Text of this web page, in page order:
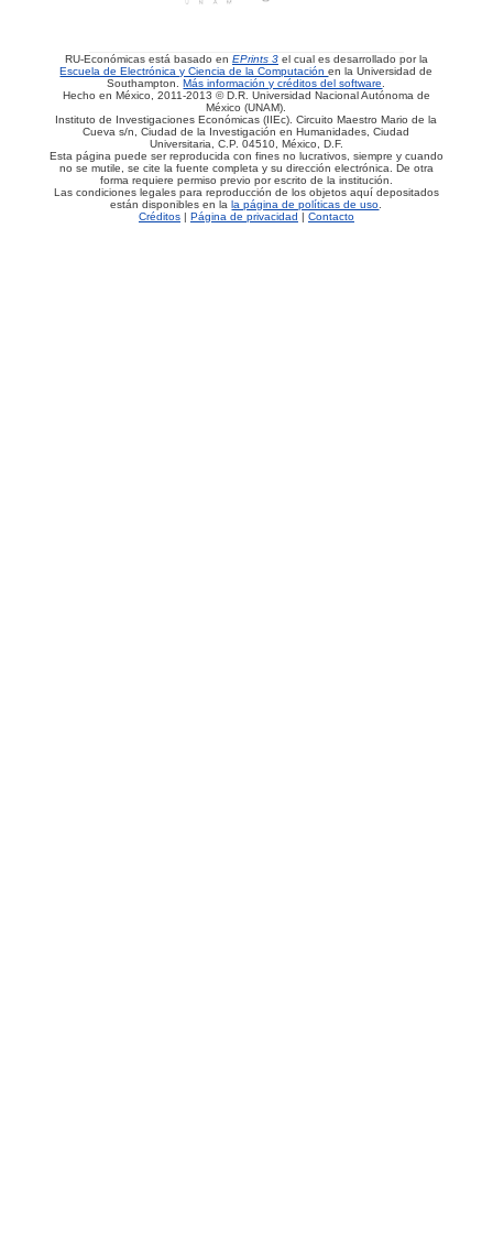
RU-Económicas está basado en EPrints 3 el cual es desarrollado por la
Escuela de Electrónica y Ciencia de la Computaciónen la Universidad de
Southampton.Más información y créditos del software.
Hecho en México, 2011-2013 © D.R. Universidad Nacional Autónoma de
México (UNAM).
Instituto de Investigaciones Económicas (IIEc). Circuito Maestro Mario de la
Cueva s/n, Ciudad de la Investigación en Humanidades, Ciudad
Universitaria, C.P. 04510, México, D.F.
Esta página puede ser reproducida con fines no lucrativos, siempre y cuando
no se mutile, se cite la fuente completa y su dirección electrónica. De otra
forma requiere permiso previo por escrito de la institución.
Las condiciones legales para reproducción de los objetos aquí depositados
están disponibles en lala página de políticas de uso.
Créditos| Página de privacidad | Contacto